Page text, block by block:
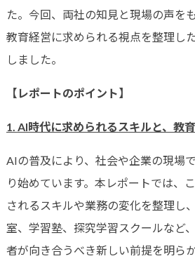
た。今回、両社の知見と現場の声を
教育経営に求められる視点を整理し
しました。
【レポートのポイント】
1. AI時代に求められるスキルと、教
AIの普及により、社会や企業の現場
り始めています。本レポートでは、
されるスキルや業務の変化を整理し
室、学習塾、探究学習スクールなど
者が向き合うべき新しい前提を明らか